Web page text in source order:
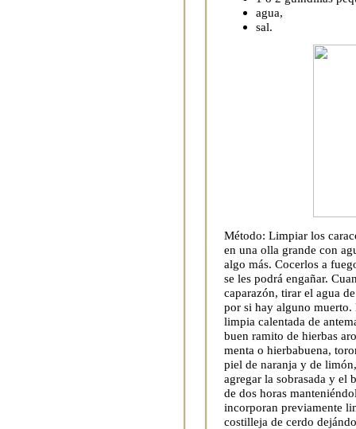
agua,
sal.
Método: Limpiar los
en una olla grande con
algo más. Cocerlos a
se les podrá engañar.
caparazón, tirar el agua
por si hay alguno
limpia calentada de
buen ramito de hierbas
menta o hierbabuena,
piel de naranja y de
agregar la sobrasada y el
de dos horas
incorporan previamente
costilleja de cerdo